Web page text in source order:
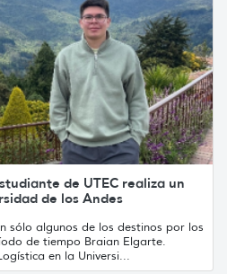
de UTEC realiza un
de los Andes
sólo algunos de los destinos por los
de tiempo Braian Elgarte.
en la Universi...